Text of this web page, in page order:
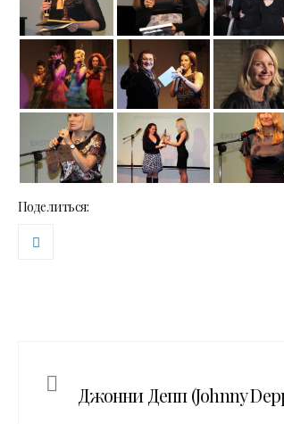
Поделиться:
Джонни Депп (Johnny